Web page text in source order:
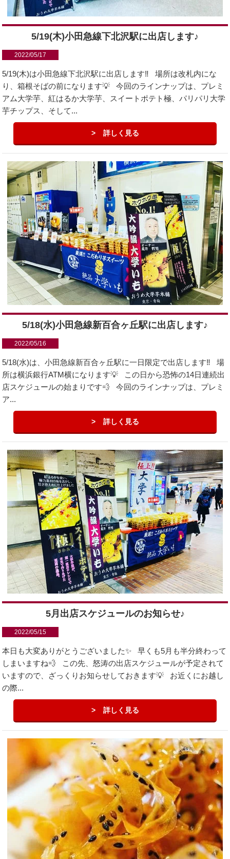
5/19(木)小田急線下北沢駅に出店します♪
2022/05/17
5/19(木)は小田急線下北沢駅に出店します‼️ 場所は改札内にな
り、箱根そばの前になります💡 今回のラインナップは、プレミ
アム大学芋、紅はるか大学芋、スイートポテト極、パリパリ大学
芋チップス、そして...
詳しく見る
5/18(水)小田急線新百合ヶ丘駅に出店します♪
2022/05/16
5/18(水)は、小田急線新百合ヶ丘駅に一日限定で出店します‼️ 場
所は横浜銀行ATM横になります💡 この日から恐怖の14日連続出
店スケジュールの始まりです💨 今回のラインナップは、プレミ
ア...
詳しく見る
5月出店スケジュールのお知らせ♪
2022/05/15
本日も大変ありがとうございました✨ 早くも5月も半分終わって
しまいますね💨 この先、怒涛の出店スケジュールが予定されて
いますので、ざっくりお知らせしておきます💡 お近くにお越し
の際...
詳しく見る